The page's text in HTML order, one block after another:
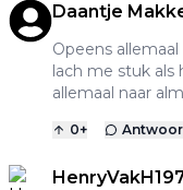
Daantje
Opeens
lach me stuk
allemaal naar
0+